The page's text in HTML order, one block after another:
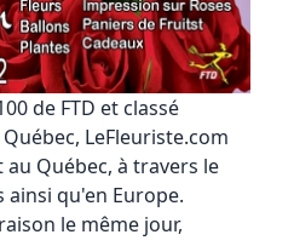
de FTD et classé
LeFleuriste.com
Québec, à travers le
ainsi qu'en Europe.
le même jour,